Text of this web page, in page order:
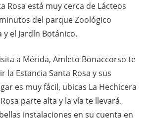
Rosa está muy cerca de Lácteos
del parque Zoológico
el Jardín Botánico.
a Mérida, Amleto Bonaccorso te
la Estancia Santa Rosa y sus
es muy fácil, ubicas La Hechicera
parte alta y la vía te llevará.
instalaciones en su cuenta en